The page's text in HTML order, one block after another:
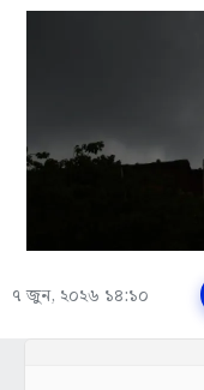
৭ জুন, ২০২৬ ১৪:১০